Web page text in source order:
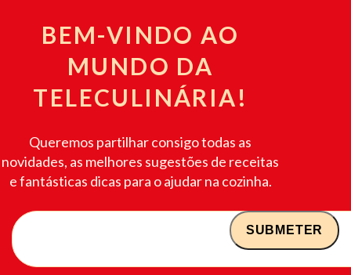
BEM-VINDO AO
MUNDO DA
TELECULINÁRIA!
Queremos partilhar consigo todas as
novidades, as melhores sugestões de receitas
e fantásticas dicas para o ajudar na cozinha.